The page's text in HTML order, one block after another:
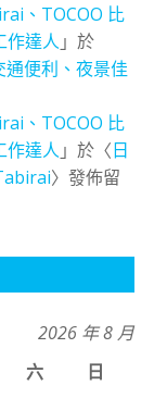
、TOCOO 比
作達人 」於
便利、夜景佳
、TOCOO 比
作達人 」於〈日
〉發佈留
2026 年 8 月
六
日